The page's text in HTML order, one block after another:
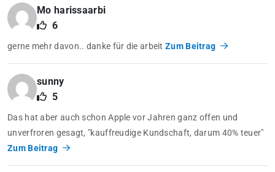
Mo harissaarbi
6
gerne mehr davon.. danke für die arbeit Zum Beitrag
sunny
5
Das hat aber auch schon Apple vor Jahren ganz offen und
unverfroren gesagt, "kauffreudige Kundschaft, darum 40% teuer"
Zum Beitrag